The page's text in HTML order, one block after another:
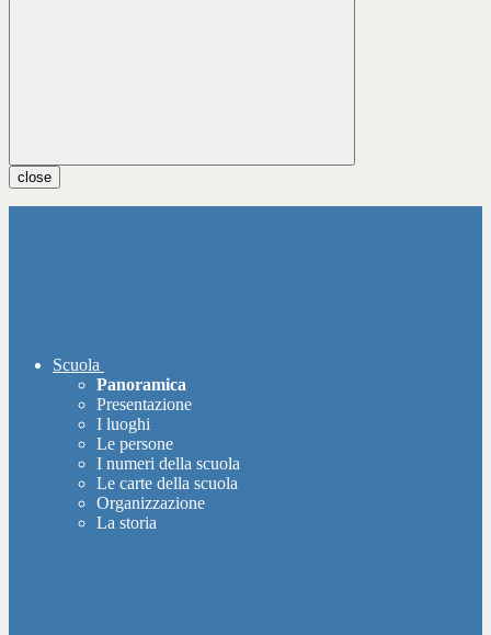
close
Scuola
Panoramica
Presentazione
I luoghi
Le persone
I numeri della scuola
Le carte della scuola
Organizzazione
La storia